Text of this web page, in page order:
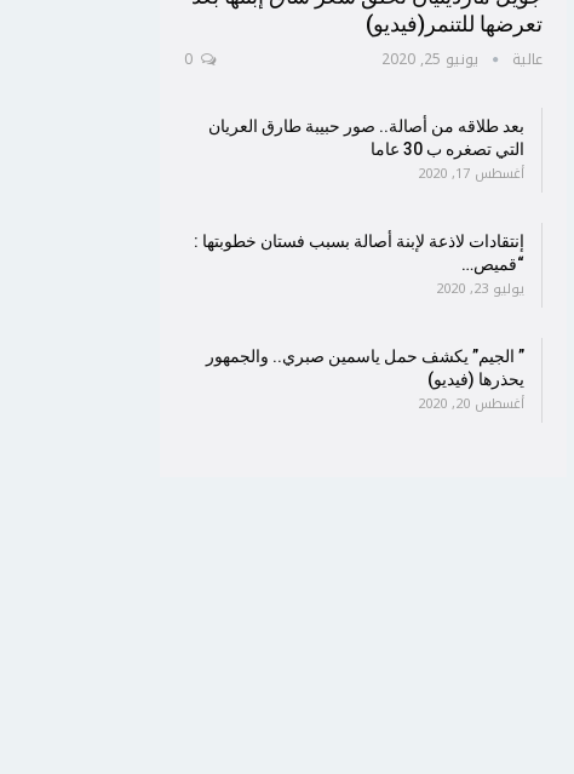
تعرضها للتنمر(فيديو)
عالية يونيو 25, 2020
بعد طلاقه من أصالة.. صور حبيبة طارق العريان
التي تصغره ب 30 عاما
أغسطس 17, 2020
إنتقادات لاذعة لإبنة أصالة بسبب فستان خطوبتها :
“قميص…
يوليو 23, 2020
” الجيم” يكشف حمل ياسمين صبري.. والجمهور
يحذرها (فيديو)
أغسطس 20, 2020